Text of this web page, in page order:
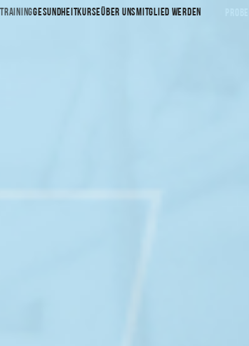
TRAININGGESUNDHEITKURSEÜBER UNSMITGLIED WERDEN